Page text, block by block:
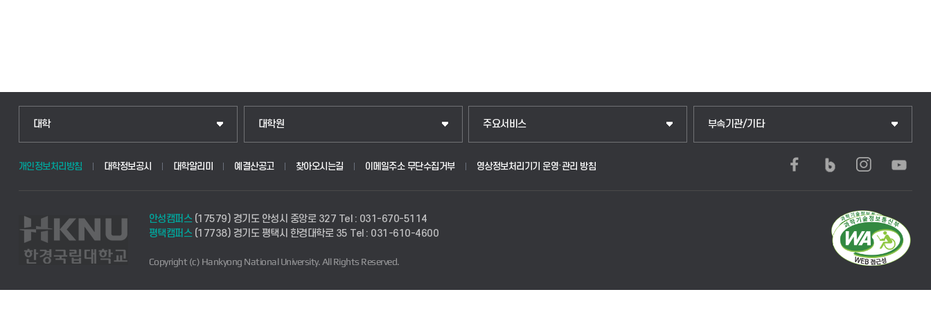
대학 대학원 주요서비스 부속기관/기타
개인정보처리방침 대학정보공시 대학알리미 예결산공고 찾아오시는길 이메일주소 무단수집거부 영상정보처리기기 운영·관리 방침
안성캠퍼스(17579) 경기도 안성시 중앙로 327 Tel : 031-670-5114
평택캠퍼스(17738) 경기도 평택시 한경대학로 35 Tel : 031-610-4600
Copyright (c) Hankyong National University. All Rights Reserved.